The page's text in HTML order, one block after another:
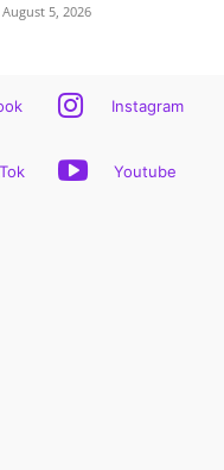
August 5, 2026
Instagram
Youtube